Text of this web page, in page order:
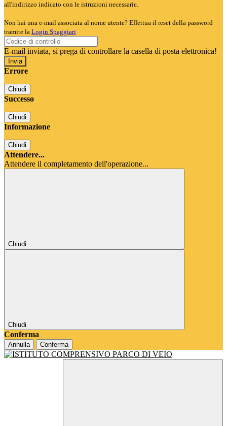
all'indirizzo indicato con le istruzioni necessarie.
Non hai una e-mail associata al nome utente? Effettua il reset della password
tramite la Login Spaggiari
E-mail inviata, si prega di controllare la casella di posta elettronica!
Errore
Chiudi
Successo
Chiudi
Informazione
Chiudi
Attendere...
Attendere il completamento dell'operazione...
Chiudi
Chiudi
Conferma
Annulla Conferma